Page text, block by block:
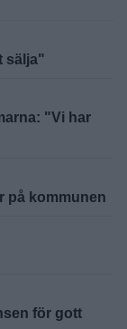
sälja"
"Vi har
på kommunen
för gott